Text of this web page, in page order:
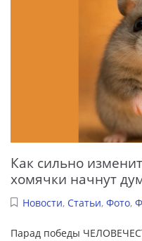
Как сильно
хомячки начнут
Новости, Статьи, Фото,
Парад победы